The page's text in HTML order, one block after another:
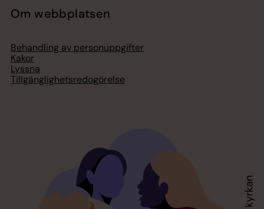
Om webbplatsen
Behandling av personuppgifter
Kakor
Lyssna
Tillgänglighetsredogörelse